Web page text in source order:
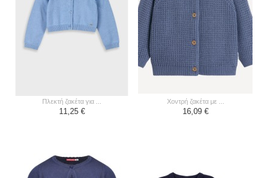
πλεκτή ζακέτα για ...
11,25 €
χοντρή ζακέτα με ...
16,09 €